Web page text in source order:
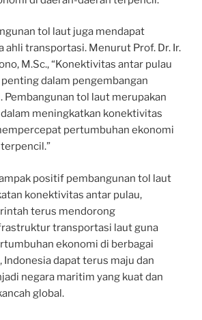
tol laut juga mendapat
ahli transportasi. Menurut Prof. Dr. Ir.
M.Sc., “Konektivitas antar pulau
dalam pengembangan
Pembangunan tol laut merupakan
meningkatkan konektivitas
pertumbuhan ekonomi
positif pembangunan tol laut
konektivitas antar pulau,
terus mendorong
transportasi laut guna
ekonomi di berbagai
Indonesia dapat terus maju dan
negara maritim yang kuat dan
global.